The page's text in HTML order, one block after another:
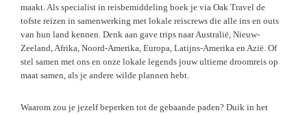
maakt. Als specialist in reisbemiddeling boek je via Oak Travel de
tofste reizen in samenwerking met lokale reiscrews die alle ins en outs
van hun land kennen. Denk aan gave trips naar Australië, Nieuw-
Zeeland, Afrika, Noord-Amerika, Europa, Latijns-Amerika en Azië. Of
stel samen met ons en onze lokale legends jouw ultieme droomreis op
maat samen, als je andere wilde plannen hebt.
Waarom zou je jezelf beperken tot de gebaande paden? Duik in het